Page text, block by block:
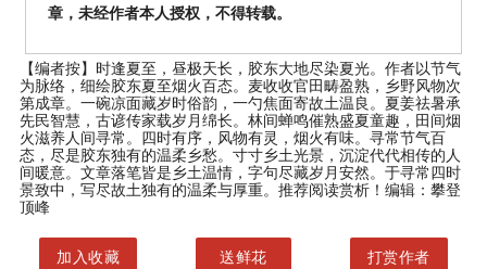
章，未经作者本人授权，不得转载。
【编者按】 时逢夏至，昼极天长，胶东大地尽染夏光。作者以节气
为脉络，细绘胶东夏至烟火百态。麦收收官田畴盈熟，乡野风物次
第成章。一碗凉面藏岁时俗韵，一勺焦面寄故土温良。夏姜祛暑承
先民智慧，古谚传家载岁月绵长。林间蝉鸣催熟盛夏童趣，田间烟
火滋养人间寻常。四时有序，风物有灵，烟火有味。寻常节气百
态，尽是胶东独有的温柔乡愁。寸寸乡土光景，沉淀代代相传的人
间暖意。文章落笔皆是乡土温情，字句尽藏岁月安然。于寻常四时
景致中，写尽故土独有的温柔与厚重。推荐阅读赏析！编辑：攀登
顶峰
加入收藏 送鲜花 打赏作者